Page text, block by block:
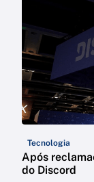
Tecnologia
Após
do Discord